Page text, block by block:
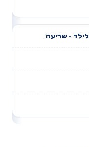
לילד - שריעה